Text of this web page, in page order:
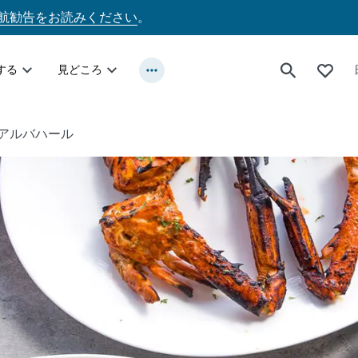
勧告をお読みください。
る 見どころ
ルバハール